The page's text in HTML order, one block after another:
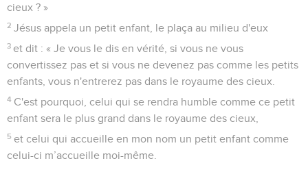
cieux ? »
2 Jésus appela un petit enfant, le plaça au milieu d'eux
3 et dit : « Je vous le dis en vérité, si vous ne vous
convertissez pas et si vous ne devenez pas comme les petits
enfants, vous n'entrerez pas dans le royaume des cieux.
4 C'est pourquoi, celui qui se rendra humble comme ce petit
enfant sera le plus grand dans le royaume des cieux,
5 et celui qui accueille en mon nom un petit enfant comme
celui-ci m’accueille moi-même.